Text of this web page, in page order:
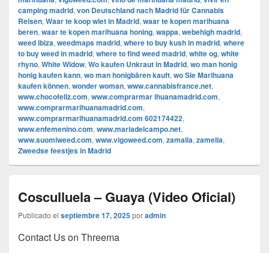
camping madrid, von Deutschland nach Madrid für Cannabis
Reisen, Waar te koop wiet in Madrid, waar te kopen marihuana
beren, waar te kopen marihuana honing, wappa, webehigh madrid,
weed ibiza, weedmaps madrid, where to buy kush in madrid, where
to buy weed in madrid, where to find weed madrid, white og, white
rhyno, White Widow, Wo kaufen Unkraut in Madrid, wo man honig
honig kaufen kann, wo man honigbären kauft, wo Sie Marihuana
kaufen können, wonder woman, www.cannabisfrance.net,
www.chocofeliz.com, www.comprarmar ihuanamadrid.com,
www.comprarmarihuanamadrid.com,
www.comprarmarihuanamadrid.com 602174422,
www.enfemenino.com, www.mariadelcampo.net,
www.suomiweed.com, www.vigoweed.com, zamalia, zamelia,
Zweedse feestjes in Madrid
Cosculluela – Guaya (Video Oficial)
Publicado el septiembre 17, 2025poradmin
Contact Us on Threema